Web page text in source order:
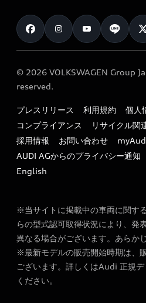
カタログ一覧
車検 / 定期点検
e-tronアフターサポート
myAudi
クオリティ
保証
メンテナンス
ファイナンス
キャンペーン / イベント
買取査定
お知らせ
オーナー様向けキャンペーン
特定整備適用車一覧
リサイクル法
よくある質問（FAQ）
© 2026 VOLKSWAGEN Group
reserved.
プレスリリース 利用規約
個人
コンプライアンス
リサイクル関
採用情報
お問い合わせ
AUDI AGからのプライバシー通知
English
※当サイトに掲載中の車両に関す
らの型式認可取得状況により、発
異なる場合がございます。あらか
※最新モデルの販売開始時期は、
ございます。詳しくはAudi 正規
ください。